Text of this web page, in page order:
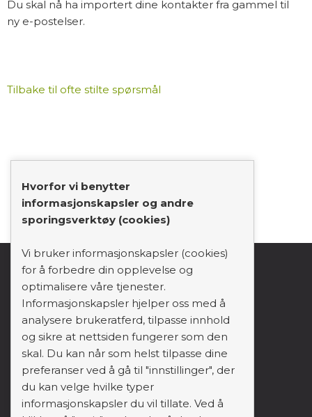
Hvorfor vi benytter
informasjonskapsler og andre
sporingsverktøy (cookies)
Vi bruker informasjonskapsler (cookies)
for å forbedre din opplevelse og
optimalisere våre tjenester.
Informasjonskapsler hjelper oss med å
analysere brukeratferd, tilpasse innhold
og sikre at nettsiden fungerer som den
skal. Du kan når som helst tilpasse dine
preferanser ved å gå til "innstillinger", der
du kan velge hvilke typer
informasjonskapsler du vil tillate. Ved å
Du skal nå ha importert dine kontakter fra gammel til
ny e-postelser.
Tilbake til ofte stilte spørsmål
support_agent mail person
Forside
Domene
Flytt domene
Webhotell